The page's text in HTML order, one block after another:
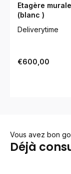
Etagère
(blanc )
Deliverytime
€600,00
Vous avez bon
Déjà